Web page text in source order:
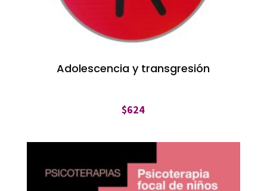
Adolescencia y transgresión
$624